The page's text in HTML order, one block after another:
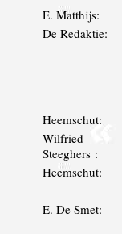
E. Matthijs:
De Redaktie:
Heemschut:
Wilfried
Steeghers :
Heemschut:
E. De Smet: